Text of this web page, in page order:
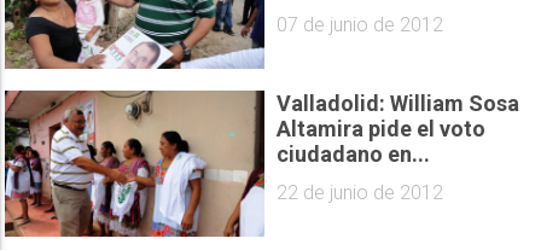
07 de junio de 2012
Valladolid: William Sosa
Altamira pide el voto
ciudadano en...
22 de junio de 2012